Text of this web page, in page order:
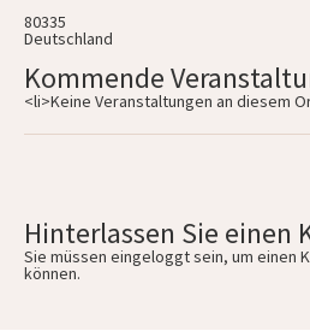
80335
Deutschland
Kommende
<li>Keine Veranstaltungen an diesem
Hinterlassen Sie einen
Sie müssen eingeloggtsein, um einen
können.